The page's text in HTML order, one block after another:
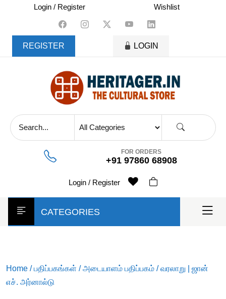
content
Login / Register Wishlist
REGISTER LOGIN
FOR ORDERS
+91 97860 68908
Login / Register
CATEGORIES
Home /பதிப்பகங்கள் /அடையாளம் பதிப்பகம் / வரலாறு | ஜான்
எச். அர்னால்டு